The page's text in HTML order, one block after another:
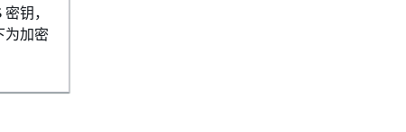
钥，
为加密